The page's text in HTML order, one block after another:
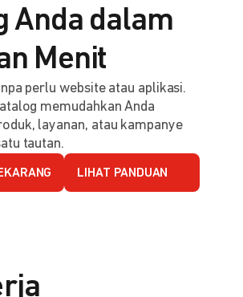
Anda dalam
Menit
perlu website atau aplikasi.
memudahkan Anda
layanan, atau kampanye
tautan.
LIHAT PANDUAN